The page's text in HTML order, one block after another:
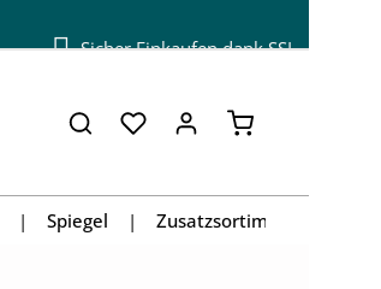
Sicher Einkaufen dank SSL
Warenkorb
Spiegel Zusatzsortiment